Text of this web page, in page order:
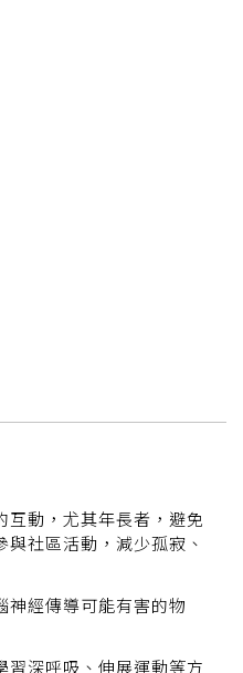
互動，尤其年長者，避免
社區活動，減少孤寂、
神經傳導可能有害的物
習深呼吸、伸展運動等方